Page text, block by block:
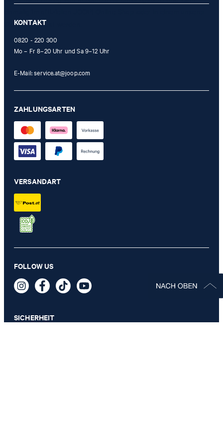
Stores eingelöst werden.
KONTAKT
0820 - 220 300
Mo – Fr 8–20 Uhr und Sa 9–12 Uhr
E-Mail:service.at@joop.com
ZAHLUNGSARTEN
VERSANDART
FOLLOW US
SICHERHEIT